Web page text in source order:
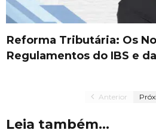
Reforma Tributária: Os
Regulamentos do IBS e
Anterior
Leia também...